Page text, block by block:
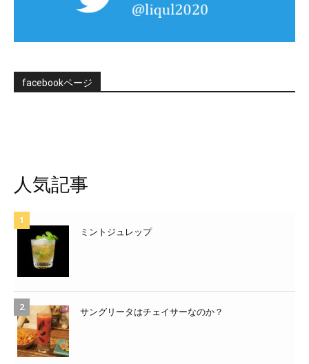
facebookページ
人気記事
ミントジュレップ
サングリータはチェイサーなのか？